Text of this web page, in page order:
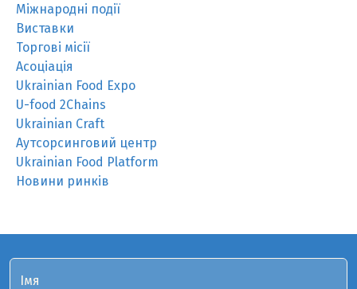
Міжнародні події
Виставки
Торгові місії
Асоціація
Ukrainian Food Expo
U-food 2Chains
Ukrainian Craft
Аутсорсинговий центр
Ukrainian Food Platform
Новини ринків
Імя